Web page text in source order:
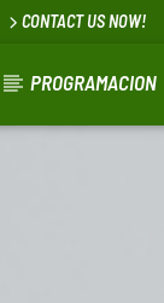
CONTACT US NOW!
PROGRAMACION